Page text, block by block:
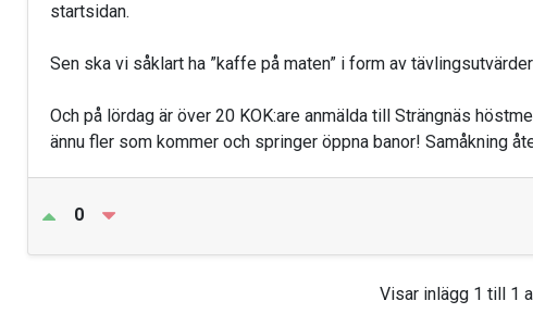
startsidan.
Sen ska vi såklart ha ”kaffe på maten” i form av
Och på lördag är över 20 KOK:are anmälda till Strängnäs
ännu fler som kommer och springer öppna banor! Samåkning
0
Visar inlägg 1 till 1